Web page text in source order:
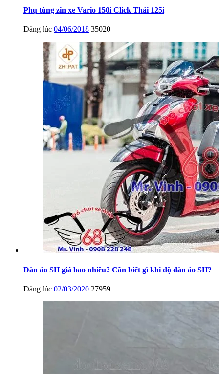
Phụ tùng zin xe Vario 150i Click Thái 125i
Đăng lúc 04/06/2018 35020
Dàn áo SH giá bao nhiêu? Cần biết gì khi độ dàn áo SH?
Đăng lúc 02/03/2020 27959